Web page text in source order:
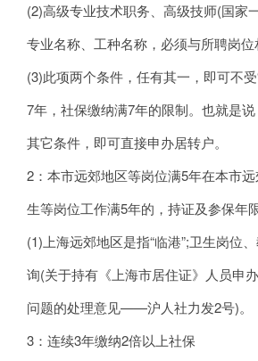
(2)高级专业技术职务、高级技师(国家
专业名称、工种名称，必须与所聘岗位
(3)此项两个条件，任有其一，即可不
7年，社保缴纳满7年的限制。也就是
其它条件，即可直接申办居转户。
2：本市远郊地区等岗位满5年在本市
生等岗位工作满5年的，持证及参保年
(1)上海远郊地区是指“临港”;卫生岗位
询(关于持有《上海市居住证》人员申
问题的处理意见——沪人社力发2号)。
3：连续3年缴纳2倍以上社保